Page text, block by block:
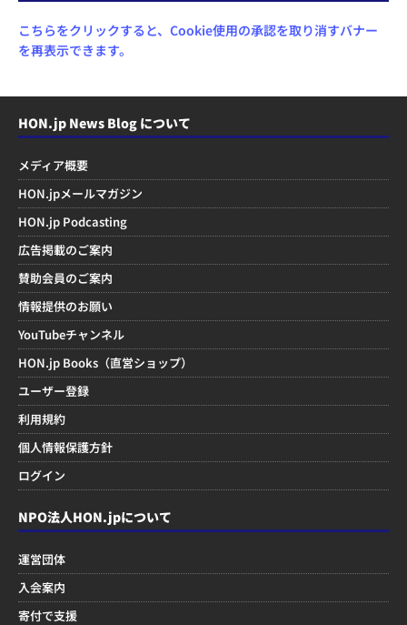
こちらをクリックすると、Cookie使用の承認を取り消すバナー
を再表示できます。
HON.jp News Blog について
メディア概要
HON.jpメールマガジン
HON.jp Podcasting
広告掲載のご案内
賛助会員のご案内
情報提供のお願い
YouTubeチャンネル
HON.jp Books（直営ショップ）
ユーザー登録
利用規約
個人情報保護方針
ログイン
NPO法人HON.jpについて
運営団体
入会案内
寄付で支援